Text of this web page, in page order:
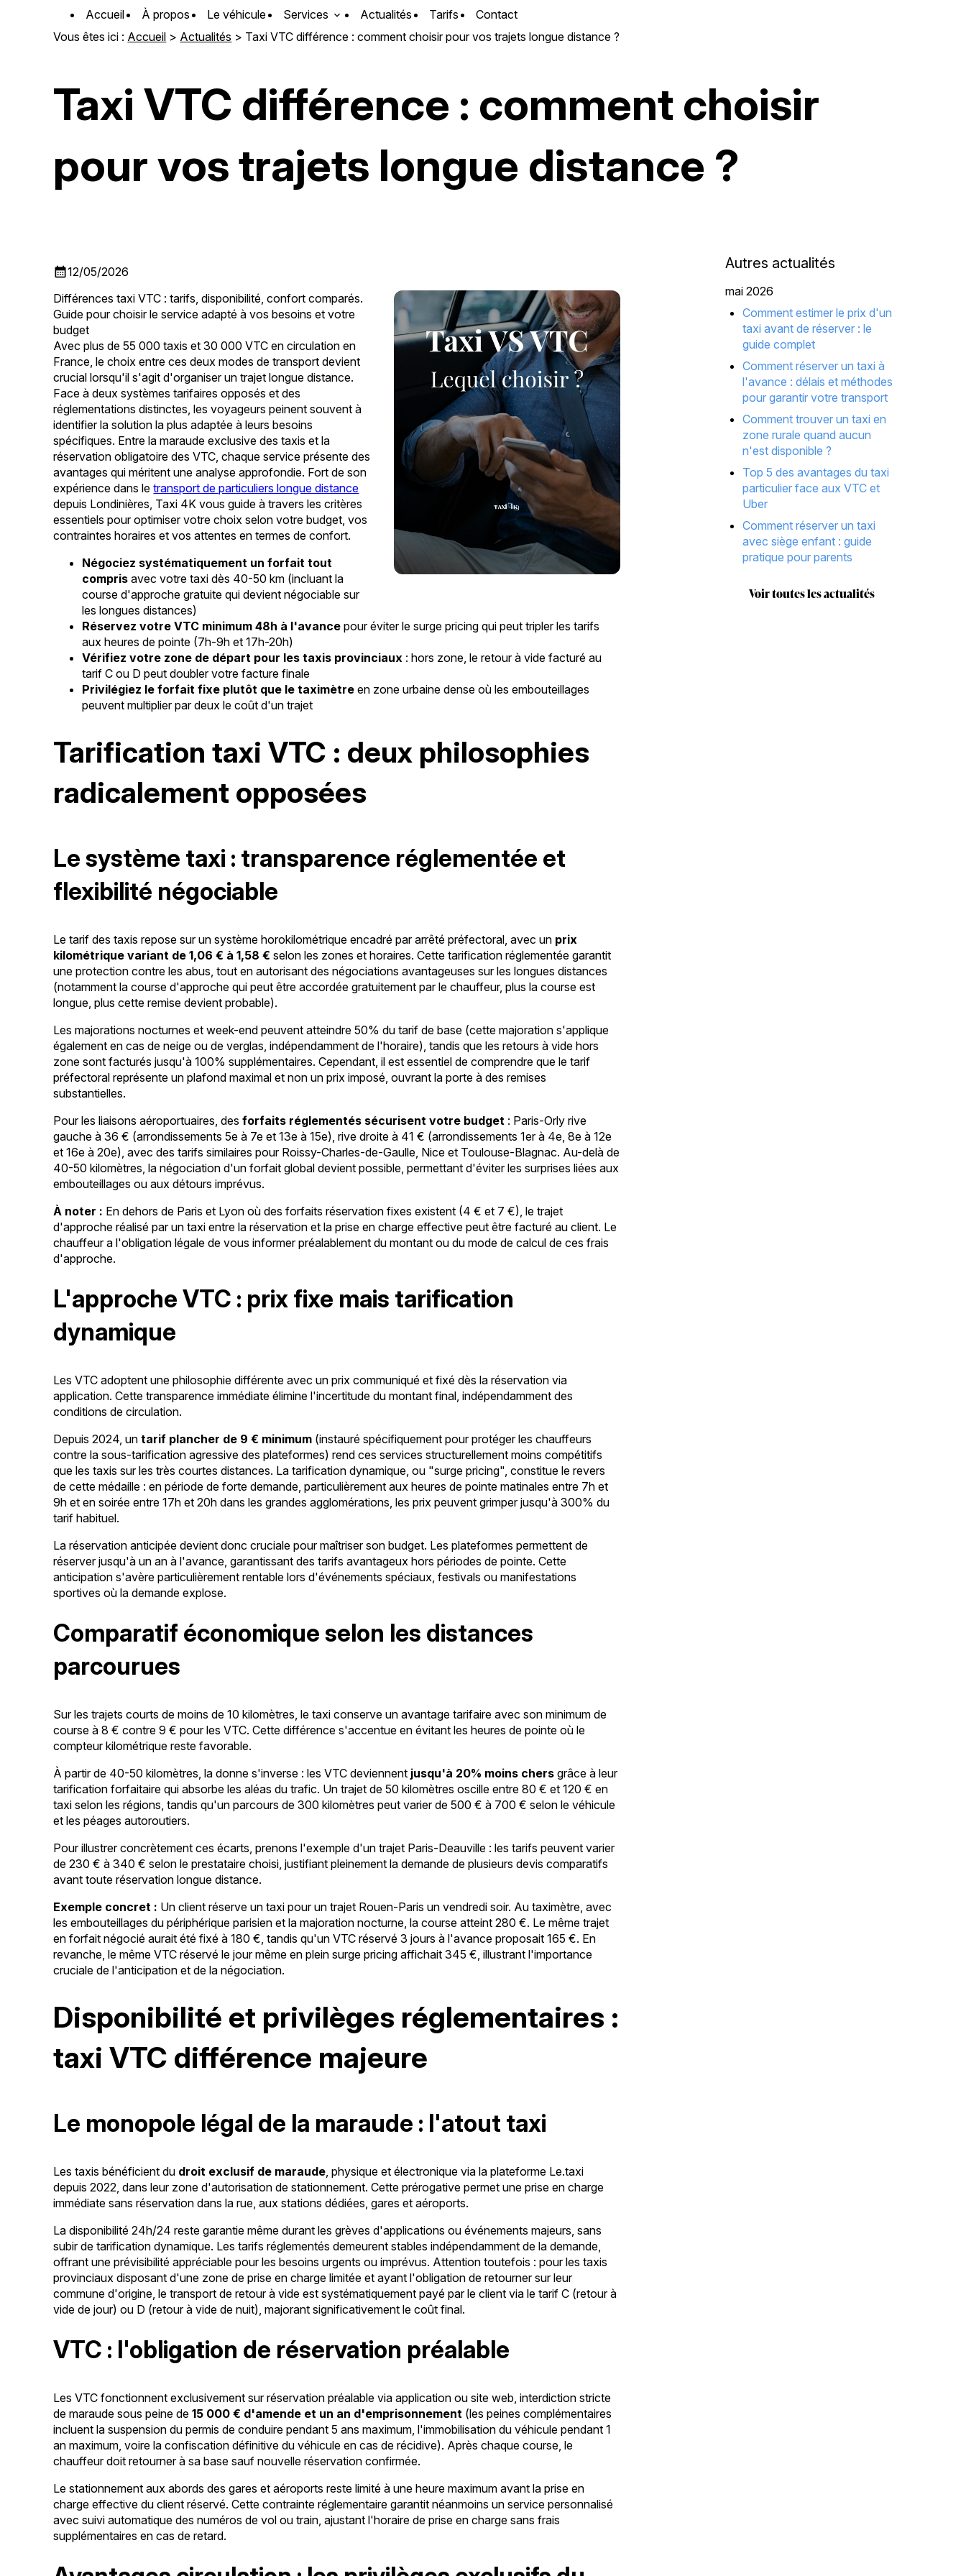
Accueil À propos Le véhicule Services Actualités Tarifs
Contact
Vous êtes ici : Accueil > Actualités > Taxi VTC différence : comment choisir pour vos trajets longue distance ?
Taxi VTC différence : comment choisir
pour vos trajets longue distance ?
calendar_month12/05/2026
Différences taxi VTC : tarifs, disponibilité, confort comparés.
Guide pour choisir le service adapté à vos besoins et votre
budget
Avec plus de 55 000 taxis et 30 000 VTC en circulation en
France, le choix entre ces deux modes de transport devient
crucial lorsqu'il s'agit d'organiser un trajet longue distance.
Face à deux systèmes tarifaires opposés et des
réglementations distinctes, les voyageurs peinent souvent à
identifier la solution la plus adaptée à leurs besoins
spécifiques. Entre la maraude exclusive des taxis et la
réservation obligatoire des VTC, chaque service présente des
avantages qui méritent une analyse approfondie. Fort de son
expérience dans letransport de particuliers longue distance
depuis Londinières, Taxi 4K vous guide à travers les critères
essentiels pour optimiser votre choix selon votre budget, vos
contraintes horaires et vos attentes en termes de confort.
Négociez systématiquement un forfait tout
compris avec votre taxi dès 40-50 km (incluant la
course d'approche gratuite qui devient négociable sur
les longues distances)
Réservez votre VTC minimum 48h à l'avance pour éviter le surge pricing qui peut tripler les tarifs
aux heures de pointe (7h-9h et 17h-20h)
Vérifiez votre zone de départ pour les taxis provinciaux : hors zone, le retour à vide facturé au
tarif C ou D peut doubler votre facture finale
Privilégiez le forfait fixe plutôt que le taximètre en zone urbaine dense où les embouteillages
peuvent multiplier par deux le coût d'un trajet
Tarification taxi VTC : deux philosophies
radicalement opposées
Le système taxi : transparence réglementée et
flexibilité négociable
Le tarif des taxis repose sur un système horokilométrique encadré par arrêté préfectoral, avec un prix
kilométrique variant de 1,06 € à 1,58 € selon les zones et horaires. Cette tarification réglementée garantit
une protection contre les abus, tout en autorisant des négociations avantageuses sur les longues distances
(notamment la course d'approche qui peut être accordée gratuitement par le chauffeur, plus la course est
longue, plus cette remise devient probable).
Les majorations nocturnes et week-end peuvent atteindre 50% du tarif de base (cette majoration s'applique
également en cas de neige ou de verglas, indépendamment de l'horaire), tandis que les retours à vide hors
zone sont facturés jusqu'à 100% supplémentaires. Cependant, il est essentiel de comprendre que le tarif
préfectoral représente un plafond maximal et non un prix imposé, ouvrant la porte à des remises
substantielles.
Pour les liaisons aéroportuaires, desforfaits réglementés sécurisent votre budget : Paris-Orly rive
gauche à 36 € (arrondissements 5e à 7e et 13e à 15e), rive droite à 41 € (arrondissements 1er à 4e, 8e à 12e
et 16e à 20e), avec des tarifs similaires pour Roissy-Charles-de-Gaulle, Nice et Toulouse-Blagnac. Au-delà de
40-50 kilomètres, la négociation d'un forfait global devient possible, permettant d'éviter les surprises liées aux
embouteillages ou aux détours imprévus.
À noter : En dehors de Paris et Lyon où des forfaits réservation fixes existent (4 € et 7 €), le trajet
d'approche réalisé par un taxi entre la réservation et la prise en charge effective peut être facturé au client. Le
chauffeur a l'obligation légale de vous informer préalablement du montant ou du mode de calcul de ces frais
d'approche.
L'approche VTC : prix fixe mais tarification
dynamique
Les VTC adoptent une philosophie différente avec un prix communiqué et fixé dès la réservation via
application. Cette transparence immédiate élimine l'incertitude du montant final, indépendamment des
conditions de circulation.
Depuis 2024, untarif plancher de 9 € minimum (instauré spécifiquement pour protéger les chauffeurs
contre la sous-tarification agressive des plateformes) rend ces services structurellement moins compétitifs
que les taxis sur les très courtes distances. La tarification dynamique, ou "surge pricing", constitue le revers
de cette médaille : en période de forte demande, particulièrement aux heures de pointe matinales entre 7h et
9h et en soirée entre 17h et 20h dans les grandes agglomérations, les prix peuvent grimper jusqu'à 300% du
tarif habituel.
La réservation anticipée devient donc cruciale pour maîtriser son budget. Les plateformes permettent de
réserver jusqu'à un an à l'avance, garantissant des tarifs avantageux hors périodes de pointe. Cette
anticipation s'avère particulièrement rentable lors d'événements spéciaux, festivals ou manifestations
sportives où la demande explose.
Comparatif économique selon les distances
parcourues
Sur les trajets courts de moins de 10 kilomètres, le taxi conserve un avantage tarifaire avec son minimum de
course à 8 € contre 9 € pour les VTC. Cette différence s'accentue en évitant les heures de pointe où le
compteur kilométrique reste favorable.
À partir de 40-50 kilomètres, la donne s'inverse : les VTC deviennent jusqu'à 20% moins chers grâce à leur
tarification forfaitaire qui absorbe les aléas du trafic. Un trajet de 50 kilomètres oscille entre 80 € et 120 € en
taxi selon les régions, tandis qu'un parcours de 300 kilomètres peut varier de 500 € à 700 € selon le véhicule
et les péages autoroutiers.
Pour illustrer concrètement ces écarts, prenons l'exemple d'un trajet Paris-Deauville : les tarifs peuvent varier
de 230 € à 340 € selon le prestataire choisi, justifiant pleinement la demande de plusieurs devis comparatifs
avant toute réservation longue distance.
Exemple concret : Un client réserve un taxi pour un trajet Rouen-Paris un vendredi soir. Au taximètre, avec
les embouteillages du périphérique parisien et la majoration nocturne, la course atteint 280 €. Le même trajet
en forfait négocié aurait été fixé à 180 €, tandis qu'un VTC réservé 3 jours à l'avance proposait 165 €. En
revanche, le même VTC réservé le jour même en plein surge pricing affichait 345 €, illustrant l'importance
cruciale de l'anticipation et de la négociation.
Disponibilité et privilèges réglementaires :
taxi VTC différence majeure
Le monopole légal de la maraude : l'atout taxi
Les taxis bénéficient du droit exclusif de maraude , physique et électronique via la plateforme Le.taxi
depuis 2022, dans leur zone d'autorisation de stationnement. Cette prérogative permet une prise en charge
immédiate sans réservation dans la rue, aux stations dédiées, gares et aéroports.
La disponibilité 24h/24 reste garantie même durant les grèves d'applications ou événements majeurs, sans
subir de tarification dynamique. Les tarifs réglementés demeurent stables indépendamment de la demande,
offrant une prévisibilité appréciable pour les besoins urgents ou imprévus. Attention toutefois : pour les taxis
provinciaux disposant d'une zone de prise en charge limitée et ayant l'obligation de retourner sur leur
commune d'origine, le transport de retour à vide est systématiquement payé par le client via le tarif C (retour à
vide de jour) ou D (retour à vide de nuit), majorant significativement le coût final.
VTC : l'obligation de réservation préalable
Les VTC fonctionnent exclusivement sur réservation préalable via application ou site web, interdiction stricte
de maraude sous peine de15 000 € d'amende et un an d'emprisonnement (les peines complémentaires
incluent la suspension du permis de conduire pendant 5 ans maximum, l'immobilisation du véhicule pendant 1
an maximum, voire la confiscation définitive du véhicule en cas de récidive). Après chaque course, le
chauffeur doit retourner à sa base sauf nouvelle réservation confirmée.
Le stationnement aux abords des gares et aéroports reste limité à une heure maximum avant la prise en
charge effective du client réservé. Cette contrainte réglementaire garantit néanmoins un service personnalisé
avec suivi automatique des numéros de vol ou train, ajustant l'horaire de prise en charge sans frais
supplémentaires en cas de retard.
Autres actualités
mai 2026
Comment estimer le prix d'un
taxi avant de réserver : le
guide complet
Comment réserver un taxi à
l'avance : délais et méthodes
pour garantir votre transport
Comment trouver un taxi en
zone rurale quand aucun
n'est disponible ?
Top 5 des avantages du taxi
particulier face aux VTC et
Uber
Comment réserver un taxi
avec siège enfant : guide
pratique pour parents
Voir toutes les actualités
Panneau de gestion des cookies